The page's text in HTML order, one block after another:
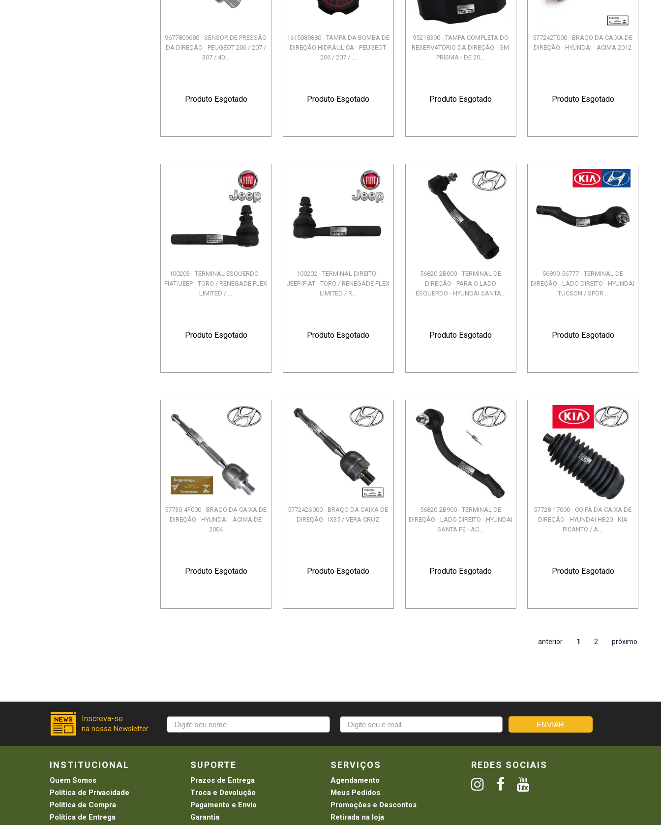
9677809680 - SENSOR DE PRESSÃO
DA DIREÇÃO - PEUGEOT 206 / 207 /
307 / 40...
Produto Esgotado
1615089880 - TAMPA DA BOMBA DE
DIREÇÃO HIDRÁULICA - PEUGEOT
206 / 207 / ...
Produto Esgotado
95218390 - TAMPA COMPLETA DO
RESERVATÓRIO DA DIREÇÃO - GM
PRISMA - DE 20...
Produto Esgotado
577242T000 - BRAÇO DA CAIXA DE
DIREÇÃO - HYUNDAI - ACIMA 2012
Produto Esgotado
100203 - TERMINAL ESQUERDO -
FIAT/JEEP - TORO / RENEGADE FLEX
LIMITED / ...
Produto Esgotado
100202 - TERMINAL DIREITO -
JEEP/FIAT - TORO / RENEGADE FLEX
LIMITED / R...
Produto Esgotado
56820-2B000 - TERMINAL DE
DIREÇÃO - PARA O LADO
ESQUERDO - HYUNDAI SANTA...
Produto Esgotado
56890-56777 - TERMINAL DE
DIREÇÃO - LADO DIREITO - HYUNDAI
TUCSON / SPOR...
Produto Esgotado
57730-4F000 - BRAÇO DA CAIXA DE
DIREÇÃO - HYUNDAI - ACIMA DE
2004
Produto Esgotado
577242S000 - BRAÇO DA CAIXA DE
DIREÇÃO - IX35 / VERA CRUZ
Produto Esgotado
56820-2B900 - TERMINAL DE
DIREÇÃO - LADO DIREITO - HYUNDAI
SANTA FÉ - AC...
Produto Esgotado
57728-17000 - COIFA DA CAIXA DE
DIREÇÃO - HYUNDAI HB20 - KIA
PICANTO / A...
Produto Esgotado
anterior 1 2 próximo
INSTITUCIONAL
Quem Somos
Política de Privacidade
Política de Compra
Política de Entrega
SUPORTE
Prazos de Entrega
Troca e Devolução
Pagamento e Envio
Garantia
SERVIÇOS
Agendamento
Meus Pedidos
Promoções e Descontos
Retirada na loja
REDES SOCIAIS